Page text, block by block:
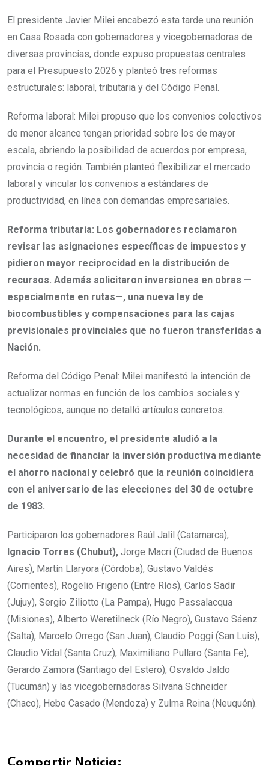
El presidente Javier Milei encabezó esta tarde una reunión
en Casa Rosada con gobernadores y vicegobernadoras de
diversas provincias, donde expuso propuestas centrales
para el Presupuesto 2026 y planteó tres reformas
estructurales: laboral, tributaria y del Código Penal.
Reforma laboral: Milei propuso que los convenios colectivos
de menor alcance tengan prioridad sobre los de mayor
escala, abriendo la posibilidad de acuerdos por empresa,
provincia o región. También planteó flexibilizar el mercado
laboral y vincular los convenios a estándares de
productividad, en línea con demandas empresariales.
Reforma tributaria: Los gobernadores reclamaron
revisar las asignaciones específicas de impuestos y
pidieron mayor reciprocidad en la distribución de
recursos. Además solicitaron inversiones en obras —
especialmente en rutas—, una nueva ley de
biocombustibles y compensaciones para las cajas
previsionales provinciales que no fueron transferidas a
Nación.
Reforma del Código Penal: Milei manifestó la intención de
actualizar normas en función de los cambios sociales y
tecnológicos, aunque no detalló artículos concretos.
Durante el encuentro, el presidente aludió a la
necesidad de financiar la inversión productiva mediante
el ahorro nacional y celebró que la reunión coincidiera
con el aniversario de las elecciones del 30 de octubre
de 1983.
Participaron los gobernadores Raúl Jalil (Catamarca),
Ignacio Torres (Chubut), Jorge Macri (Ciudad de Buenos
Aires), Martín Llaryora (Córdoba), Gustavo Valdés
(Corrientes), Rogelio Frigerio (Entre Ríos), Carlos Sadir
(Jujuy), Sergio Ziliotto (La Pampa), Hugo Passalacqua
(Misiones), Alberto Weretilneck (Río Negro), Gustavo Sáenz
(Salta), Marcelo Orrego (San Juan), Claudio Poggi (San Luis),
Claudio Vidal (Santa Cruz), Maximiliano Pullaro (Santa Fe),
Gerardo Zamora (Santiago del Estero), Osvaldo Jaldo
(Tucumán) y las vicegobernadoras Silvana Schneider
(Chaco), Hebe Casado (Mendoza) y Zulma Reina (Neuquén).